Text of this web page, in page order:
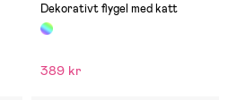
Dekorativt flygel med katt
389 kr